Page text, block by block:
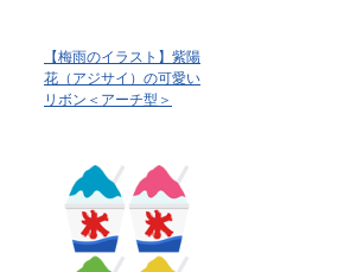
【梅雨のイラスト】紫陽
花（アジサイ）の可愛い
リボン＜アーチ型＞